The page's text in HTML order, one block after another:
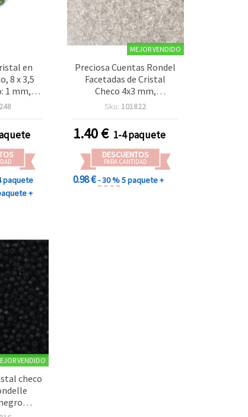
en
8 x 3,5
1 mm,
paquete
+
MEJOR VENDIDO
Preciosa Cuentas Rondel
Facetadas de Cristal
Checo 4x3 mm,
Transparente Claro,
(aprox. 180 uds.) para
Bisutería y Manualidades
Sku: 101822
1.40€ 1-4 paquete
DESCUENTOS
PARA CANTIDAD
0.98 €- 30 %5 paquete +
VENDIDO
checo
mm,